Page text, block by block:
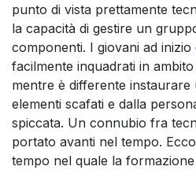
punto di vista prettamente
la capacità di gestire un
componenti. I giovani ad
facilmente inquadrati in
mentre è differente
elementi scafati e dalla
spiccata. Un connubio fra
portato avanti nel tempo.
tempo nel quale la